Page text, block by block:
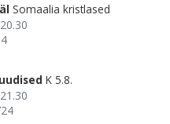
Somaalia kristlased
K 5.8.